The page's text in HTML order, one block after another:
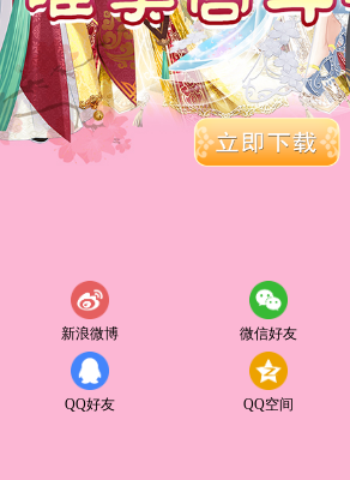
新浪微博 微信好友
QQ好友 QQ空间